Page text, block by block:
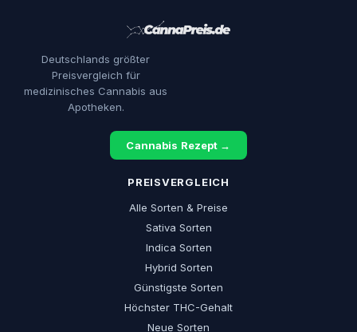
Deutschlands größter
Preisvergleich für
medizinisches Cannabis aus
Apotheken.
Cannabis Rezept →
PREISVERGLEICH
Alle Sorten & Preise
Sativa Sorten
Indica Sorten
Hybrid Sorten
Günstigste Sorten
Höchster THC-Gehalt
Neue Sorten